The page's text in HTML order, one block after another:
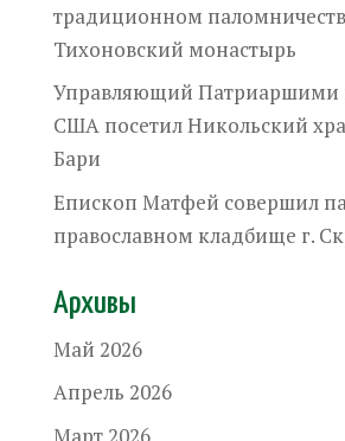
традиционном
Тихоновский монастырь
Управляющий Патриаршими
США посетил Никольский
Бари
Епископ Матфей совершил
православном кладбище г.
Архивы
Май 2026
Апрель 2026
Март 2026